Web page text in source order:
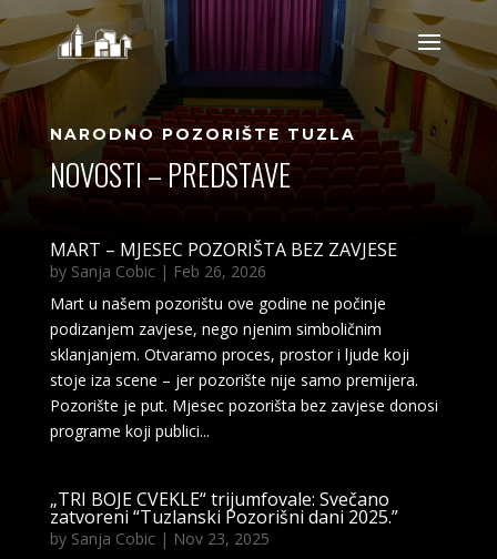
NARODNO POZORIŠTE TUZLA
NOVOSTI – PREDSTAVE
MART – MJESEC POZORIŠTA BEZ ZAVJESE
by Sanja Cobic| Feb 26, 2026
Mart u našem pozorištu ove godine ne počinje
podizanjem zavjese, nego njenim simboličnim
sklanjanjem. Otvaramo proces, prostor i ljude koji
stoje iza scene – jer pozorište nije samo premijera.
Pozorište je put. Mjesec pozorišta bez zavjese donosi
programe koji publici...
„TRI BOJE CVEKLE“ trijumfovale: Svečano
zatvoreni “Tuzlanski Pozorišni dani 2025.”
by Sanja Cobic| Nov 23, 2025